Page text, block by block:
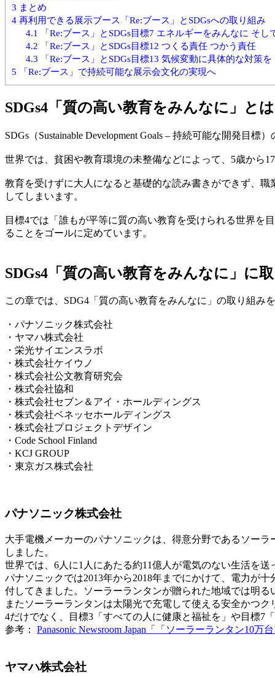
3 まとめ
4 再利用できる展示ブース「Re:ブース」とSDGsへの取り組み
4.1
「Re:ブース」とSDGs目標7 エネルギーをみんなに そし
4.2 「Re:ブース」とSDGs目標12 つくる責任 つかう責任
4.3 「Re:ブース」とSDGs目標13 気候変動に具体的な対策を
5 「Re:ブース」で持続可能な展示会文化の実現へ
SDGs4「質の高い教育をみんなに」とは
SDGs（Sustainable Development Goals – 持続可能な開発目
世界では、貧困や教育環境の未整備などによって、5歳から
教育を受けずに大人になると基礎的な読み書きができず、
してしまいます。
目標4では「誰もが平等に質の高い教育を受けられる世界を
ることをゴールに定めています。
SDGs4「質の高い教育をみんなに」に
この章では、SDG4「質の高い教育をみんなに」の取り組み
・パナソニック株式会社
・ヤマハ株式会社
・栄光サイエンスラボ
・株式会社ケイウノ
・株式会社公文教育研究会
・株式会社協和
・株式会社セブン＆アイ・ホールディングス
・株式会社ベネッセホールディングス
・株式会社プロジェクトデザイン
・Code School Finland
・KCJ GROUP
・東京ガス株式会社
パナソニック株式会社
大手電機メーカーのパナソニックは、得意分野であるソー
しました。
世界では、6人に1人にあたる約11億人が電気のない生活を
パナソニックでは2013年から2018年までにかけて、電力が
付してきました。ソーラーランタンが贈られた地域では明
またソーラーランタンは太陽光で充電して使える安全かつ
4だけでなく、目標3「すべての人に健康と福祉を」や目標7
参考： Panasonic Newsroom Japan「「ソーラーランタン10
ヤマハ株式会社